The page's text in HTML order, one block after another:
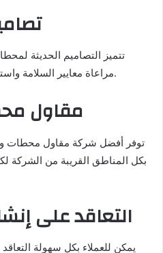
تتميز التصاميم الحديثة
مراعاة معايير السلامة واستخدام تقنيات التصميم المتطورة.
مقاول
توفر أفضل شركة مقاول محطات
بكل المناطق القريبة من الشركة
التعاقد على
يمكن للعملاء بكل سهولة